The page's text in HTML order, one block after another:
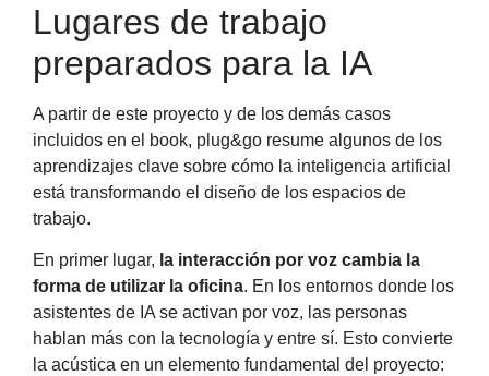
Lugares de trabajo
preparados para la IA
A partir de este proyecto y de los demás casos
incluidos en el book, plug&go resume algunos de los
aprendizajes clave sobre cómo la inteligencia artificial
está transformando el diseño de los espacios de
trabajo.
En primer lugar, la interacción por voz cambia la
forma de utilizar la oficina. En los entornos donde los
asistentes de IA se activan por voz, las personas
hablan más con la tecnología y entre sí. Esto convierte
la acústica en un elemento fundamental del proyecto: